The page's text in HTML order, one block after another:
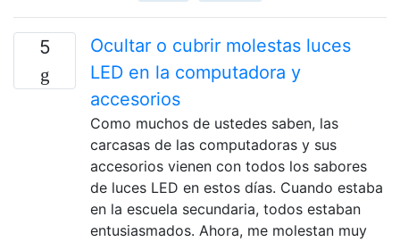
5
Ocultar o cubrir molestas luces
LED en la computadora y
accesorios
Como muchos de ustedes saben, las
carcasas de las computadoras y sus
accesorios vienen con todos los sabores
de luces LED en estos días. Cuando estaba
en la escuela secundaria, todos estaban
entusiasmados. Ahora, me molestan muy